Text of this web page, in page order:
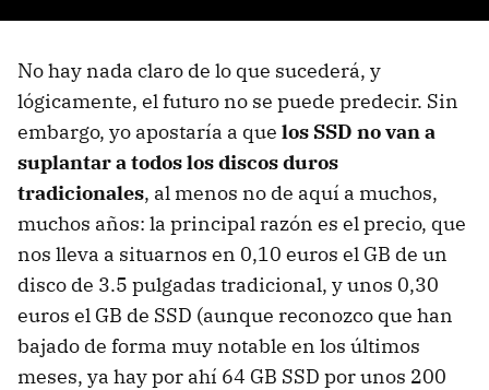
No hay nada claro de lo que sucederá, y
lógicamente, el futuro no se puede predecir. Sin
embargo, yo apostaría a que los SSD no van a
suplantar a todos los discos duros
tradicionales, al menos no de aquí a muchos,
muchos años: la principal razón es el precio, que
nos lleva a situarnos en 0,10 euros el GB de un
disco de 3.5 pulgadas tradicional, y unos 0,30
euros el GB de SSD (aunque reconozco que han
bajado de forma muy notable en los últimos
meses, ya hay por ahí 64 GB SSD por unos 200